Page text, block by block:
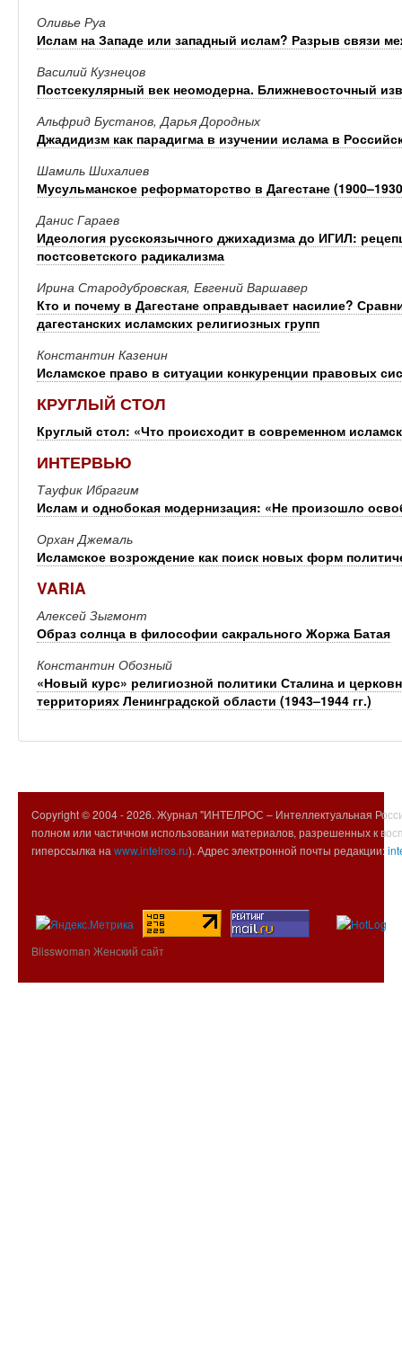
Оливье Руа
Ислам на Западе или западный ислам? Разрыв связи
Василий Кузнецов
Постсекулярный век неомодерна. Ближневосточный
Альфрид Бустанов, Дарья Дородных
Джадидизм как парадигма в изучении ислама в
Шамиль Шихалиев
Мусульманское реформаторство в Дагестане (1900–1930
Данис Гараев
Идеология русскоязычного джихадизма до ИГИЛ:
постсоветского радикализма
Ирина Стародубровская, Евгений Варшавер
Кто и почему в Дагестане оправдывает насилие?
дагестанских исламских религиозных групп
Константин Казенин
Исламское право в ситуации конкуренции правовых
КРУГЛЫЙ СТОЛ
Круглый стол: «Что происходит в современном
ИНТЕРВЬЮ
Тауфик Ибрагим
Ислам и однобокая модернизация: «Не произошло
Орхан Джемаль
Исламское возрождение как поиск новых форм
VARIA
Алексей Зыгмонт
Образ солнца в философии сакрального Жоржа Батая
Константин Обозный
«Новый курс» религиозной политики Сталина и
территориях Ленинградской области (1943–1944 гг.)
Copyright © 2004 -2026. Журнал "ИНТЕЛРОС – Интеллектуальная
полном или частичном использовании материалов, разрешенных к
гиперссылка на www.intelros.ru). Адрес электронной почты редакции:
Blisswoman Женский сайт